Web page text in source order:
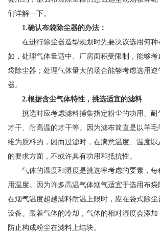
们详解一下。
1.确认布袋除尘器的办法：
在进行除尘器造型规划时先要决议选用何种
如，处理气体量适中、厂房面积受限制，能够
袋除尘器；处理气体量大的场合能够考虑选用
器。
2.根据含尘气体特性，挑选适宜的滤料
挑选时应考虑滤料捕集指定粉尘的功用、
才干、耐高温的才干等。因为滤布简直是以羊
维为质料的，因而过滤时，在满意温度、温度
的要求方面，不或许具有功用和抵抗性。
气体的温度和湿度是挑选率考虑的要素，
用温度。因为许多高温气体烟气适宜于选用布袋
在烟气温度超越滤料耐温上限时，应在袋式除尘
设备。跟着气体的冷却，气体的相对湿度会添加
防止构成粉尘在滤料上结块。